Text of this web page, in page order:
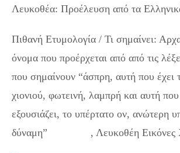
Λευκοθέα: Προέλευση από τα
Πιθανή Ετυμολογία / Τι σημαίνει:
όνομα που προέρχεται από από τις
που σημαίνουν “άσπρη, αυτή που έχει
χιονιού, φωτεινή, λαμπρή και αυτή
εξουσιάζει, το υπέρτατο ον, ανώτερη
δύναμη”
, Λευκοθέη